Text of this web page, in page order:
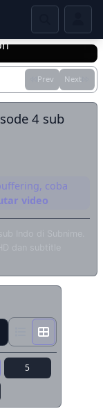
Prev Next
4 sub
coba
video
5